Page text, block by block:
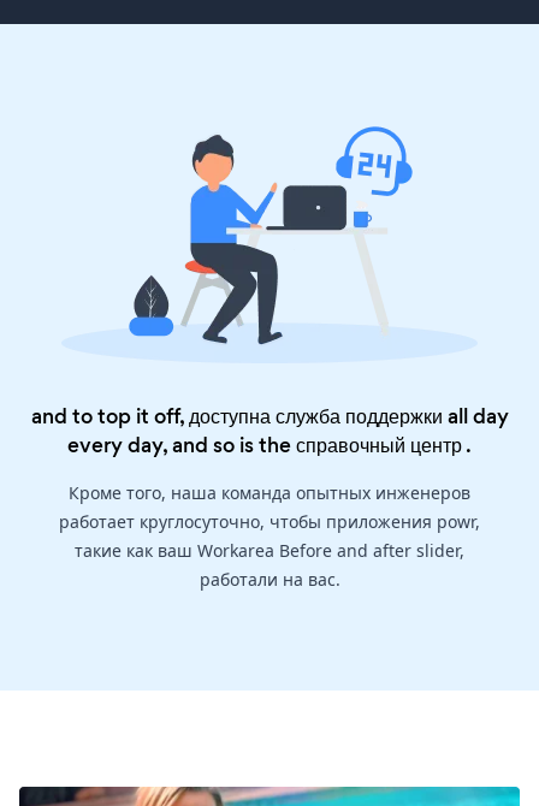
and to top it off, доступна служба поддержки all day
every day, and so is theсправочный центр.
Кроме того, наша команда опытных инженеров
работает круглосуточно, чтобы приложения powr,
такие как ваш Workarea Before and after slider,
работали на вас.